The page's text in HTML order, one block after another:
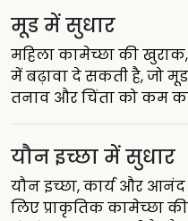
मूड में सुधार
महिला कामेच्छा की खुराक,
में बढ़ावा दे सकती है, जो
तनाव और चिंता को कम
यौन इच्छा में सुधार
यौन इच्छा, कार्य और
लिए प्राकृतिक कामेच्छा